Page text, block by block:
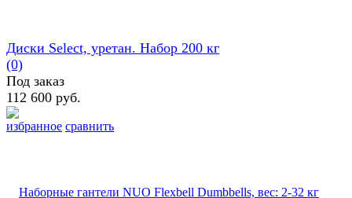
избранное сравнить
Диски Select, уретан. Набор 200 кг
(0)
Под заказ
112 600 руб.